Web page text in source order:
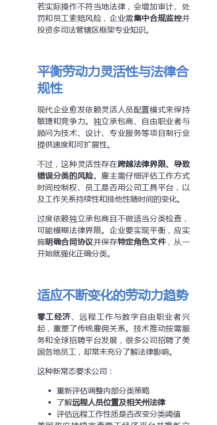
若实际操作不符当地法律，会增加审计、处
罚和员工索赔风险，企业需集中合规监控并
投资多司法管辖区框架专业知识。
平衡劳动力灵活性与法律合
规性
现代企业愈发依赖灵活人员配置模式来保持
敏捷和竞争力。独立承包商、自由职业者与
顾问为技术、设计、专业服务等项目制行业
提供速度和可扩展性。
不过，这种灵活性存在跨越法律界限、导致
错误分类的风险。雇主需仔细评估工作方式
时间控制权、员工是否用公司工具平台，以
及工作关系持续性和排他性随时间的变化。
过度依赖独立承包商且不做适当分类检查，
可能模糊法律界限。企业要实现平衡，应实
施明确合同协议并保存特定角色文件，从一
开始就强化正确分类。
适应不断变化的劳动力趋势
零工经济、远程工作与数字自由职业者兴
起，重塑了传统雇佣关系。技术推动按需服
务和全球招聘平台发展，很多公司招聘了美
国各地员工，却常未充分了解法律影响。
这种新常态要求公司：
重新评估调整内部分类策略
了解远程人员位置及相关州法律
评估远程工作性质是否改变分类阈值